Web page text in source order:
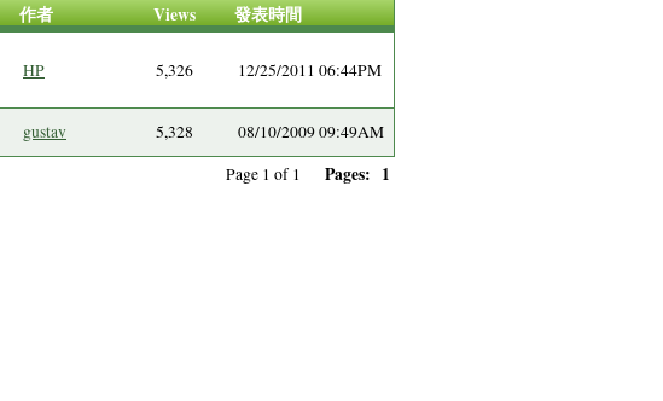
作者 Views 發表時間
HP 5,326 12/25/2011 06:44PM
gustav 5,328
08/10/2009 09:49AM
Page 1 of 1 Pages: 1